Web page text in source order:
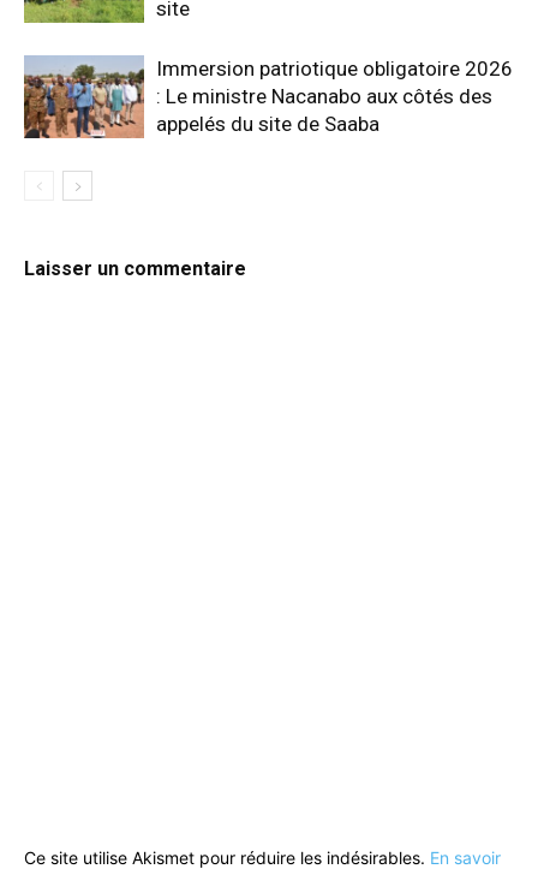
site
Immersion patriotique obligatoire 2026
: Le ministre Nacanabo aux côtés des
appelés du site de Saaba
Laisser un commentaire
Ce site utilise Akismet pour réduire les indésirables. En savoir